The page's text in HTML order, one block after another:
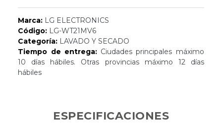
Marca: LG ELECTRONICS
Código: LG-WT21MV6
Categoría: LAVADO Y SECADO
Tiempo de entrega:Ciudades principales máximo
10 días hábiles. Otras provincias máximo 12 días
hábiles
ESPECIFICACIONES